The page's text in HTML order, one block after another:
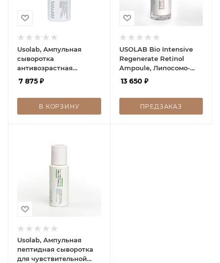
Usolab, Ампульная
сыворотка
антивозрастная
пептидная, Bio
Renaturation Repair
7 875 ₽
В КОРЗИНУ
USOLAB Bio Intensive
Regenerate Retinol
Ampoule, Липосомо-
экзосомная сыворотка
с ретинолом и ПДРН
13 650 ₽
ПРЕДЗАКАЗ
Usolab, Ампульная
пептидная сыворотка
для чувствительной